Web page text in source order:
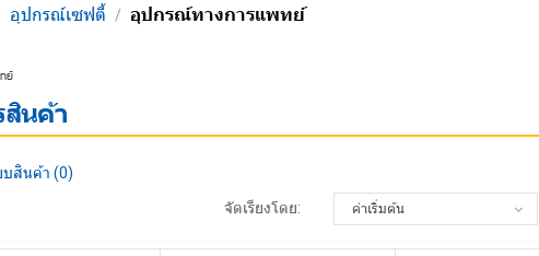
อุปกรณ์เซฟตี้ / อุปกรณ์ทางการแพทย์
ย์
สินค้า
บสินค้า (0)
จัดเรียงโดย: